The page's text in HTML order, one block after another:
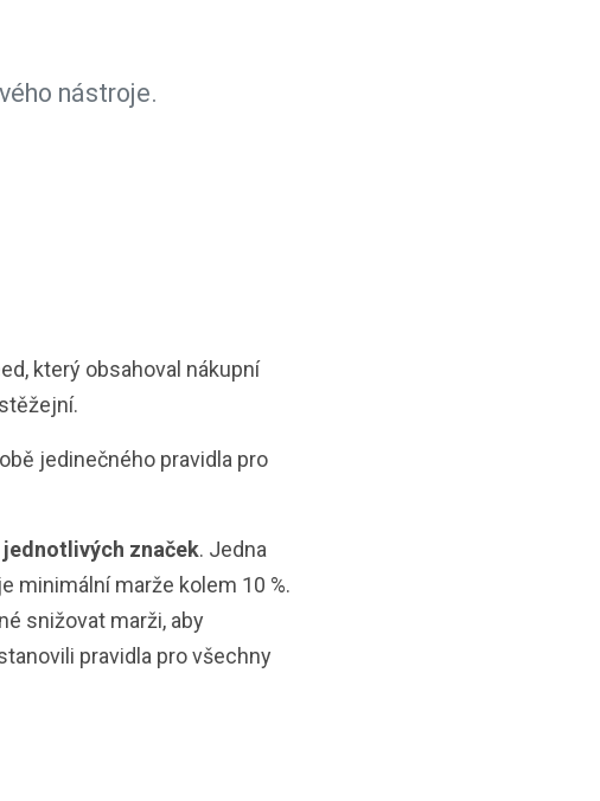
nástroje.
který obsahoval nákupní
jedinečného pravidla pro
značek. Jedna
minimální marže kolem 10 %.
snižovat marži, aby
pravidla pro všechny